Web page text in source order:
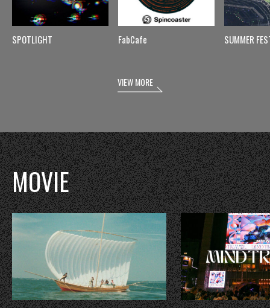
SPOTLIGHT FabCafe SUMMER
VIEW MORE
MOVIE